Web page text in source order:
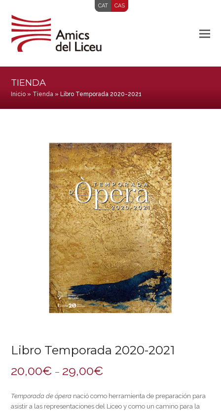
CAT CAS
TIENDA
Inicio » Tienda » Libro Temporada 2020-2021
Libro Temporada 2020-2021
20,00€ – 29,00€
Temporada de ópera nació como herramienta de preparación para
asistir a las representaciones del Liceo y como un camino para la